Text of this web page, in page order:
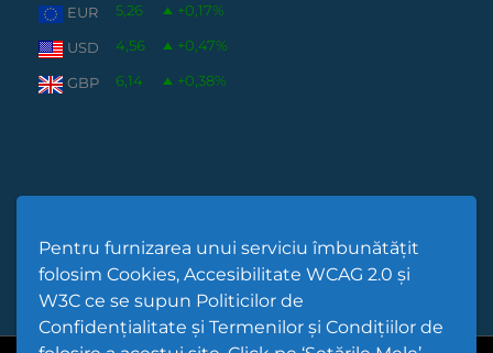
Pentru furnizarea unui serviciu îmbunătățit
folosim Cookies, Accesibilitate WCAG 2.0 și
W3C ce se supun Politicilor de
Confidențialitate și Termenilor și Condițiilor de
EUR
5,26 +0,17%
USD 4,56 +0,47%
GBP 6,14 +0,38%